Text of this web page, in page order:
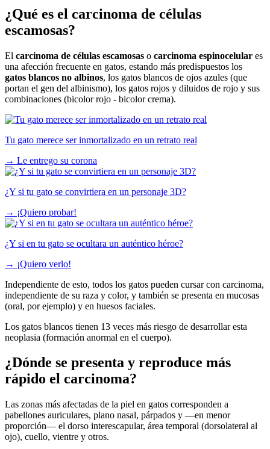
¿Qué es el carcinoma de células
escamosas?
El carcinoma de células escamosas o carcinoma espinocelular es
una afección frecuente en gatos, estando más predispuestos los
gatos blancos no albinos, los gatos blancos de ojos azules (que
portan el gen del albinismo), los gatos rojos y diluidos de rojo y sus
combinaciones (bicolor rojo - bicolor crema).
Tu gato merece ser inmortalizado en un retrato real
→ Le entrego su corona
¿Y si tu gato se convirtiera en un personaje 3D?
→ ¡Quiero probar!
¿Y si en tu gato se ocultara un auténtico héroe?
→ ¡Quiero verlo!
Independiente de esto, todos los gatos pueden cursar con carcinoma,
independiente de su raza y color, y también se presenta en mucosas
(oral, por ejemplo) y en huesos faciales.
Los gatos blancos tienen 13 veces más riesgo de desarrollar esta
neoplasia (formación anormal en el cuerpo).
¿Dónde se presenta y reproduce más
rápido el carcinoma?
Las zonas más afectadas de la piel en gatos corresponden a
pabellones auriculares, plano nasal, párpados y —en menor
proporción— el dorso interescapular, área temporal (dorsolateral al
ojo), cuello, vientre y otros.